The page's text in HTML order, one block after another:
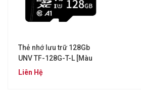
Thẻ nhớ lưu trữ 128Gb
UNV TF-128G-T-L [Màu
Xanh]
Liên Hệ